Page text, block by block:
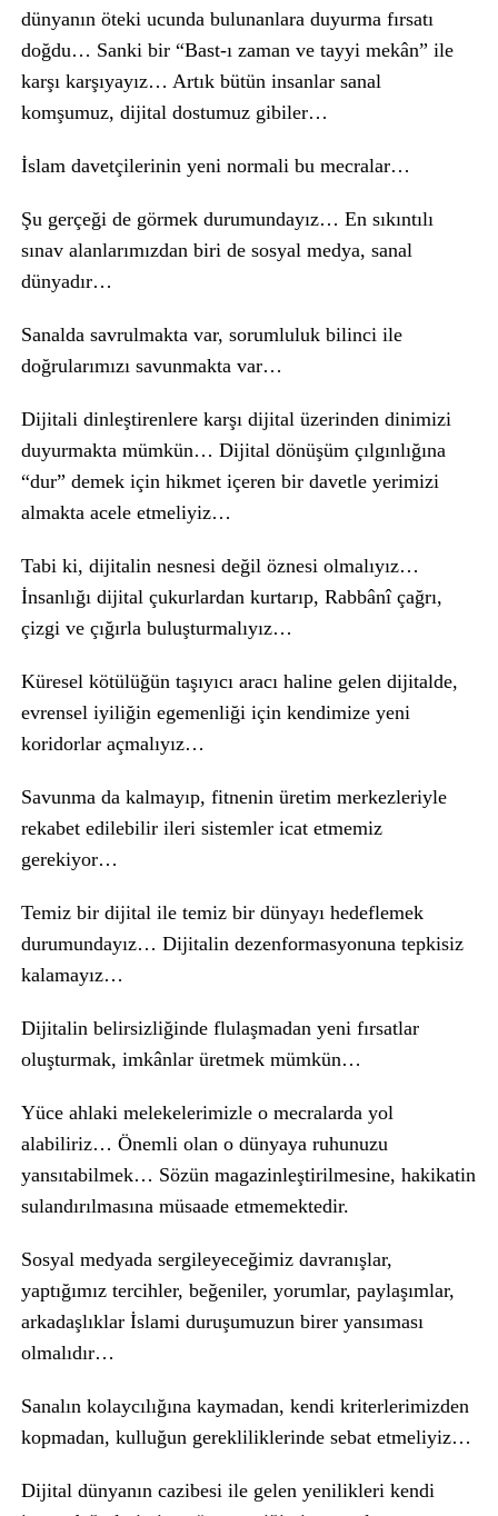
dünyanın öteki ucunda bulunanlara duyurma fırsatı
doğdu… Sanki bir “Bast-ı zaman ve tayyi mekân” ile
karşı karşıyayız… Artık bütün insanlar sanal
komşumuz, dijital dostumuz gibiler…
İslam davetçilerinin yeni normali bu mecralar…
Şu gerçeği de görmek durumundayız… En sıkıntılı
sınav alanlarımızdan biri de sosyal medya, sanal
dünyadır…
Sanalda savrulmakta var, sorumluluk bilinci ile
doğrularımızı savunmakta var…
Dijitali dinleştirenlere karşı dijital üzerinden dinimizi
duyurmakta mümkün… Dijital dönüşüm çılgınlığına
“dur” demek için hikmet içeren bir davetle yerimizi
almakta acele etmeliyiz…
Tabi ki, dijitalin nesnesi değil öznesi olmalıyız…
İnsanlığı dijital çukurlardan kurtarıp, Rabbânî çağrı,
çizgi ve çığırla buluşturmalıyız…
Küresel kötülüğün taşıyıcı aracı haline gelen dijitalde,
evrensel iyiliğin egemenliği için kendimize yeni
koridorlar açmalıyız…
Savunma da kalmayıp, fitnenin üretim merkezleriyle
rekabet edilebilir ileri sistemler icat etmemiz
gerekiyor…
Temiz bir dijital ile temiz bir dünyayı hedeflemek
durumundayız… Dijitalin dezenformasyonuna tepkisiz
kalamayız…
Dijitalin belirsizliğinde flulaşmadan yeni fırsatlar
oluşturmak, imkânlar üretmek mümkün…
Yüce ahlaki melekelerimizle o mecralarda yol
alabiliriz… Önemli olan o dünyaya ruhunuzu
yansıtabilmek… Sözün magazinleştirilmesine, hakikatin
sulandırılmasına müsaade etmemektedir.
Sosyal medyada sergileyeceğimiz davranışlar,
yaptığımız tercihler, beğeniler, yorumlar, paylaşımlar,
arkadaşlıklar İslami duruşumuzun birer yansıması
olmalıdır…
Sanalın kolaycılığına kaymadan, kendi kriterlerimizden
kopmadan, kulluğun gerekliliklerinde sebat etmeliyiz…
Dijital dünyanın cazibesi ile gelen yenilikleri kendi